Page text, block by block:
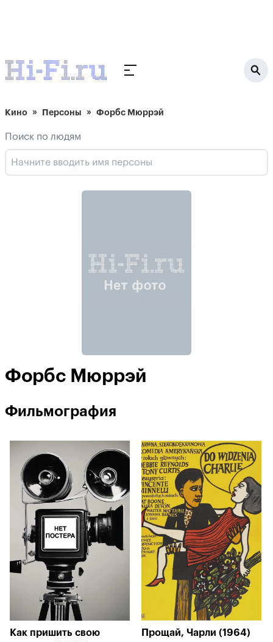
Кино Персоны Форбс Мюррэй
Поиск по людям
Форбс Мюррэй
Фильмография
Как пришить свою
Прощай, Чарли (1964)